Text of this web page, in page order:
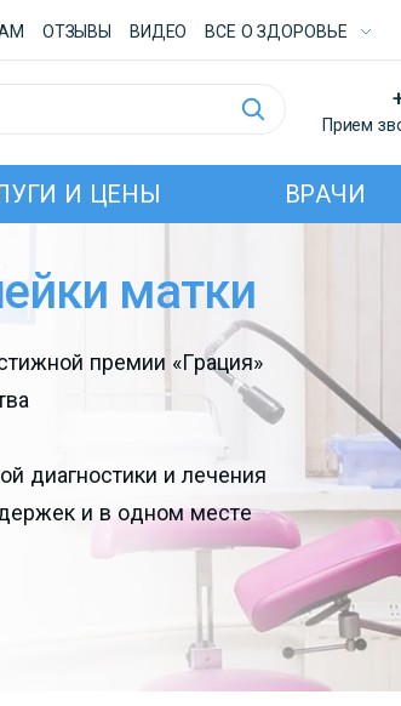
ОТЗЫВЫ ВИДЕО ВСE О ЗДОРОВЬЕ
Прием
И ЦЕНЫ ВРАЧИ
матки
премии «Грация»
диагностики и лечения
и в одном месте